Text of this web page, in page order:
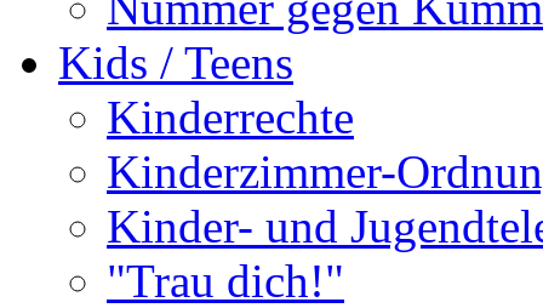
Kids / Teens
Kinderrechte
Kinderzimmer-
Kinder- und
"Trau dich!"